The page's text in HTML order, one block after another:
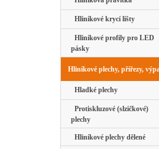
Hliníkové krycí lišty
Hliníkové profily pro LED
pásky
Hliníkové plechy, přířezy,
Hladké plechy
Protiskluzové (slzičkové)
plechy
Hliníkové plechy dělené